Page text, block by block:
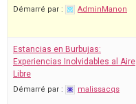
Démarré par : AdminManon
Estancias en Burbujas:
Experiencias Inolvidables al Aire
Libre
Démarré par : malissacqs